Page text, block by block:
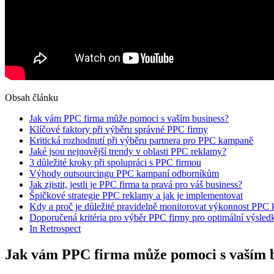
Obsah článku
Jak vám‌ PPC⁤ firma může ⁤pomoci s vaším business?
Klíčové faktory při výběru⁢ správné PPC⁣ firmy
Kritická rozhodnutí při ‍výběru partnera pro PPC kampaně
Jaké jsou ‍nejnovější‌ trendy​ v oblasti PPC⁤ reklamy?
3 důležité kroky při​ spolupráci s PPC firmou
Výhody ⁣outsourcingu PPC‌ kampaní odborníkům
Jak zjistit, jestli je⁣ PPC firma ta pravá ⁤pro váš business?
Špičkové strategie PPC ‌reklamy⁤ a jak ‍je implementovat
Kdy a proč je důležité pravidelně ⁢monitorovat výkonnost ⁢PPC
Doporučená‍ kritéria​ pro výběr PPC firmy pro optimální
In Retrospect
Jak vám‌ PPC⁤ firma může ⁤pomoci s vaším